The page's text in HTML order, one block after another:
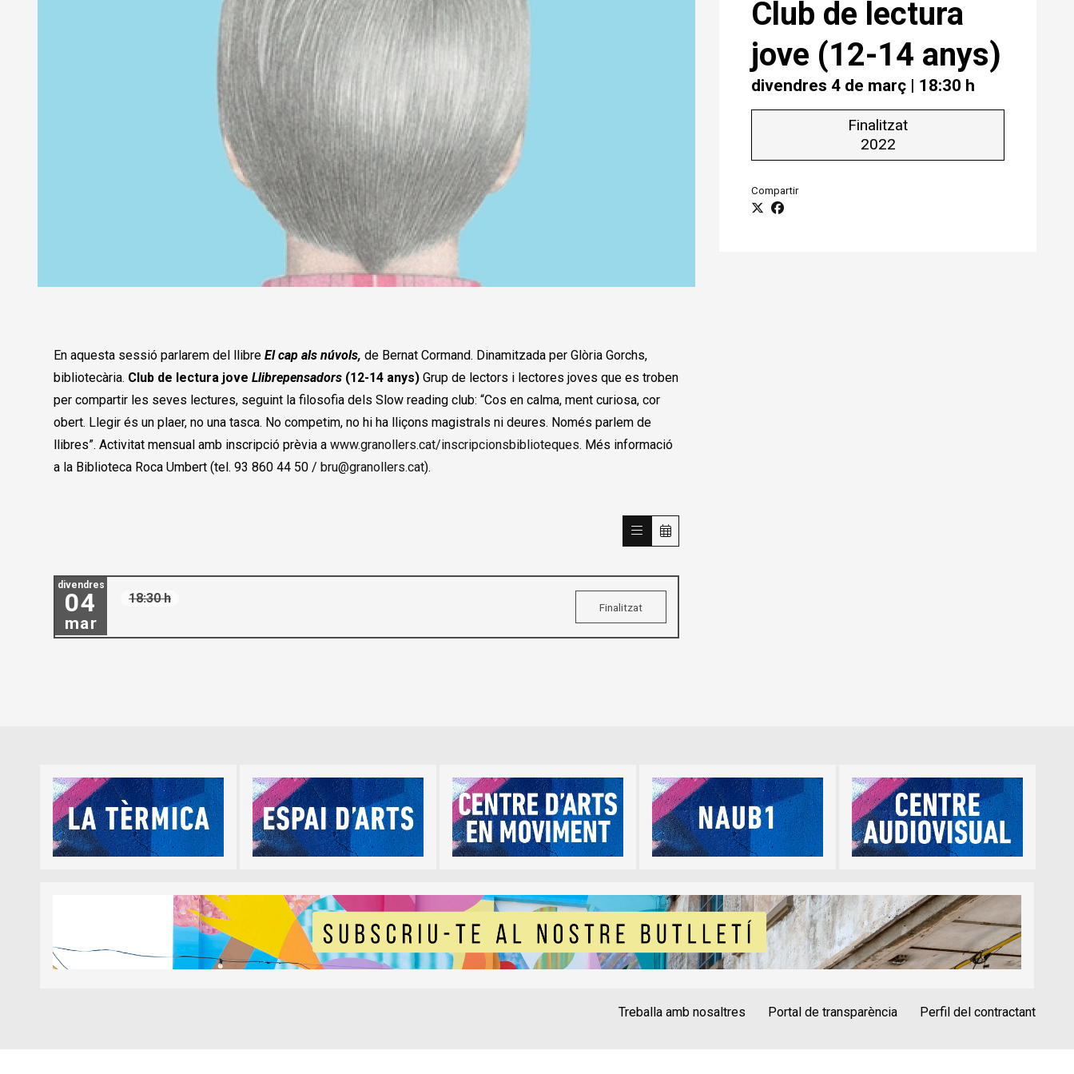
Club de lectura
jove (12-14 anys)
divendres 4 de març | 18:30 h
Finalitzat
2022
Compartir
En aquesta sessió parlarem del llibreEl cap als núvols, de Bernat Cormand. Dinamitzada per Glòria Gorchs,
bibliotecària. Club de lectura joveLlibrepensadors (12-14 anys)Grup de lectors i lectores joves que es troben
per compartir les seves lectures, seguint la filosofia dels Slow reading club: “Cos en calma, ment curiosa, cor
obert. Llegir és un plaer, no una tasca. No competim, no hi ha lliçons magistrals ni deures. Només parlem de
llibres”. Activitat mensual amb inscripció prèvia awww.granollers.cat/inscripcionsbiblioteques. Més informació
a la Biblioteca Roca Umbert (tel. 93 860 44 50 /bru@granollers.cat).
divendres
04
mar
18:30 h
Finalitzat
Treballa amb nosaltres
Portal de transparència Perfil del contractant